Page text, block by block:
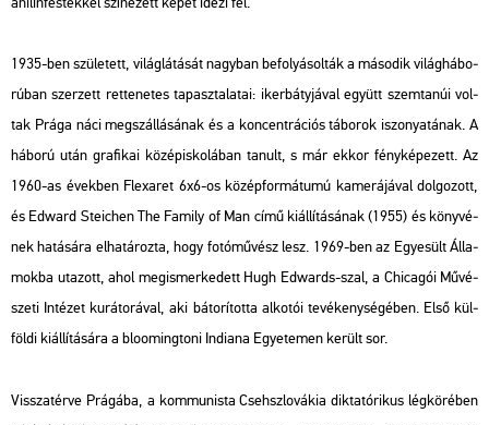
1935-ben szü­le­tett, vi­lág­lá­tá­sát nagy­ban be­fo­lyá­sol­ták a má­so­dik vi­lág­há­bo­
rú­ban szer­zett ret­te­ne­tes ta­pasz­ta­la­tai: iker­báty­já­val együtt szem­ta­núi vol­
tak Prága náci meg­szál­lá­sá­nak és a kon­cent­rá­ci­ós tá­bo­rok iszo­nya­tá­nak. A
há­bo­rú után gra­fi­kai kö­zép­is­ko­lá­ban ta­nult, s már ekkor fény­ké­pe­zett. Az
1960-as évek­ben Fle­xa­ret 6x6-os kö­zép­for­má­tu­mú ka­me­rá­já­val dol­go­zott,
és Ed­ward Ste­i­chen The Fa­mily of Man című ki­ál­lí­tá­sá­nak (1955) és köny­vé­
nek ha­tá­sá­ra el­ha­tá­roz­ta, hogy fo­tó­mű­vész lesz. 1969-ben az Egye­sült Ál­la­
mok­ba uta­zott, ahol meg­is­mer­ke­dett Hugh Ed­wards-szal, a Chi­ca­gói Mű­vé­
sze­ti In­té­zet ku­rá­to­rá­val, aki bá­to­rí­tot­ta al­ko­tói te­vé­keny­sé­gé­ben. Első kül­
föl­di ki­ál­lí­tá­sá­ra a blo­om­ing­to­ni In­dia­na Egye­te­men ke­rült sor.
Vissza­tér­ve Prá­gá­ba, a kom­mu­nis­ta Cseh­szlo­vá­kia dik­ta­tó­ri­kus lég­kö­ré­ben